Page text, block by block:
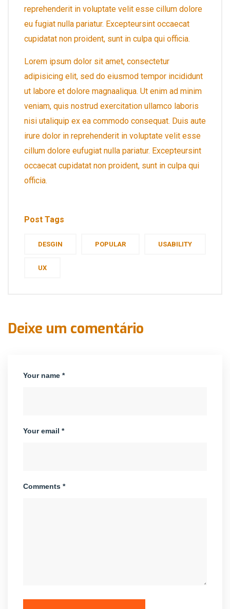
reprehenderit in voluptate velit esse cillum dolore
eu fugiat nulla pariatur. Excepteursint occaecat
cupidatat non proident, sunt in culpa qui officia.
Lorem ipsum dolor sit amet, consectetur
adipisicing elit, sed do eiusmod tempor incididunt
ut labore et dolore magnaaliqua. Ut enim ad minim
veniam, quis nostrud exercitation ullamco laboris
nisi utaliquip ex ea commodo consequat. Duis aute
irure dolor in reprehenderit in voluptate velit esse
cillum dolore eufugiat nulla pariatur. Excepteursint
occaecat cupidatat non proident, sunt in culpa qui
officia.
Post Tags
DESGIN POPULAR USABILITY
UX
Deixe um comentário
Your name *
Your email *
Comments *